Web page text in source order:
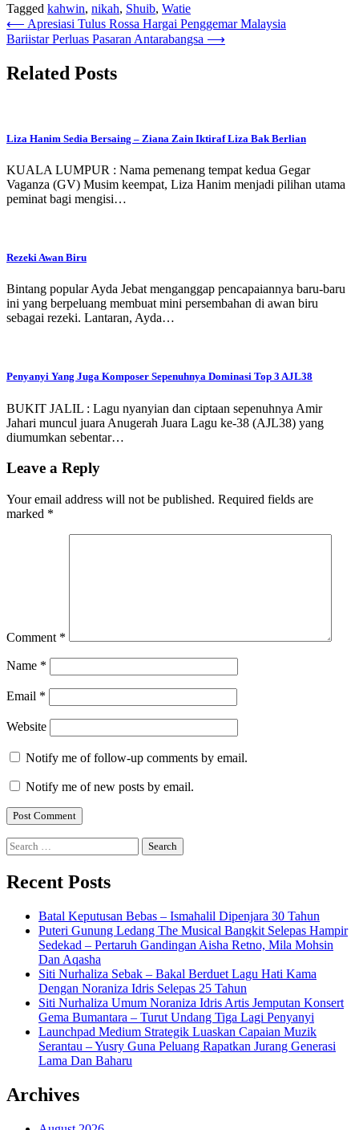
Tagged kahwin, nikah, Shuib, Watie
Post
navigation
⟵ Apresiasi Tulus Rossa Hargai Penggemar Malaysia
Bariistar Perluas Pasaran Antarabangsa ⟶
Related Posts
Liza Hanim Sedia Bersaing – Ziana Zain Iktiraf Liza Bak Berlian
KUALA LUMPUR : Nama pemenang tempat kedua Gegar
Vaganza (GV) Musim keempat, Liza Hanim menjadi pilihan utama
peminat bagi mengisi…
Rezeki Awan Biru
Bintang popular Ayda Jebat menganggap pencapaiannya baru-baru
ini yang berpeluang membuat mini persembahan di awan biru
sebagai rezeki. Lantaran, Ayda…
Penyanyi Yang Juga Komposer Sepenuhnya Dominasi Top 3 AJL38
BUKIT JALIL : Lagu nyanyian dan ciptaan sepenuhnya Amir
Jahari muncul juara Anugerah Juara Lagu ke-38 (AJL38) yang
diumumkan sebentar…
Leave a Reply
Your email address will not be published. Required fields are
marked *
Comment *
Name *
Email *
Website
Notify me of follow-up comments by email.
Notify me of new posts by email.
Search
for:
Recent Posts
Batal Keputusan Bebas – Ismahalil Dipenjara 30 Tahun
Puteri Gunung Ledang The Musical Bangkit Selepas Hampir
Sedekad – Pertaruh Gandingan Aisha Retno, Mila Mohsin
Dan Aqasha
Siti Nurhaliza Sebak – Bakal Berduet Lagu Hati Kama
Dengan Noraniza Idris Selepas 25 Tahun
Siti Nurhaliza Umum Noraniza Idris Artis Jemputan Konsert
Gema Bumantara – Turut Undang Tiga Lagi Penyanyi
Launchpad Medium Strategik Luaskan Capaian Muzik
Serantau – Yusry Guna Peluang Rapatkan Jurang Generasi
Lama Dan Baharu
Archives